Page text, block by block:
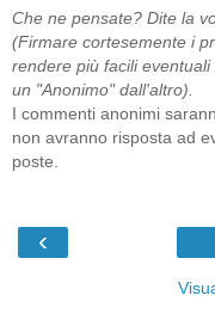
Che ne pensate? Dite la
(Firmare cortesemente i
rendere più facili
un "Anonimo" dall'altro).
I commenti anonimi
non avranno risposta ad
poste.
‹